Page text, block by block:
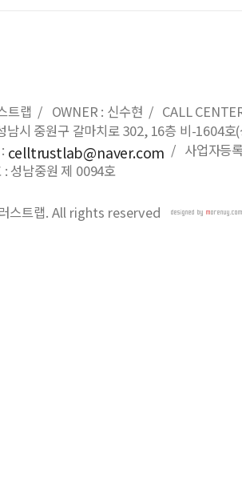
트랩 / OWNER : 신수현 / CALL
남시 중원구 갈마치로 302, 16층 비-1604
celltrustlab@naver.com / 사업자등
성남중원 제 0094호
스트랩. All rights reserved